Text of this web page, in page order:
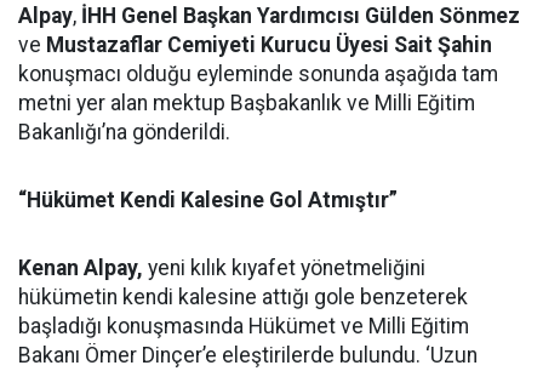
Alpay, İHH Genel Başkan Yardımcısı Gülden Sönmez
ve Mustazaflar Cemiyeti Kurucu Üyesi Sait Şahin
konuşmacı olduğu eyleminde sonunda aşağıda tam
metni yer alan mektup Başbakanlık ve Milli Eğitim
Bakanlığı’na gönderildi.
“Hükümet Kendi Kalesine Gol Atmıştır”
Kenan Alpay, yeni kılık kıyafet yönetmeliğini
hükümetin kendi kalesine attığı gole benzeterek
başladığı konuşmasında Hükümet ve Milli Eğitim
Bakanı Ömer Dinçer’e eleştirilerde bulundu. ‘Uzun